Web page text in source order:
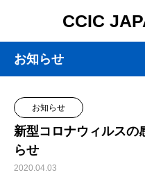
CCIC
お知らせ
お知らせ
新型コロナウィルスの
らせ
2020.04.03